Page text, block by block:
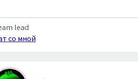
lead
со мной